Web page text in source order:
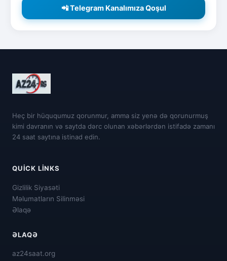
📲 Telegram Kanalımıza Qoşul
Heç bir hüququmuz qorunmur, amma siz yenə də qorunurmuş
kimi davranın və saytda dərc olunan xəbərlərdən istifadə zamanı
24 saat saytına istinad edin.
QUICK LINKS
Gizlilik Siyasəti
Məlumatların Silinməsi
Əlaqə
ƏLAQƏ
az24saat.org